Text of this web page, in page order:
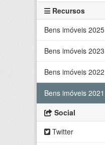
Recursos
Bens imóveis 2025
Bens imóveis 2023
Bens imóveis 2022
Bens imóveis 2021
Social
Twitter